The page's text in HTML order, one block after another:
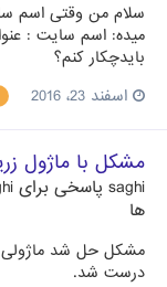
سلام من وقتی اسم
میده: اسم سایت :
بایدچکار کنم؟
اسفند 23، 2016
مشکل با ماژول
saghi پاسخی برای
ها
مشکل حل شد
درست شد.